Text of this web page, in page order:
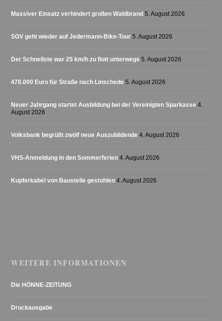
Massiver Einsatz verhindert großen Waldbrand 5. August 2026
SGV geht wieder auf Jedermann-Bike-Tour 5. August 2026
Der Schnellste war 25 km/h zu flott unterwegs 5. August 2026
470.000 Euro für Straße nach Linschede 5. August 2026
Neuer Jahrgang startet Ausbildung bei der Vereinigten Sparkasse 4.
August 2026
Volksbank begrüßt zwölf neue Auszubildende 4. August 2026
VHS-Anmeldung in den Sommerferien 4. August 2026
Kupferkabel von Baustelle gestohlen 4. August 2026
WEITERE INFORMATIONEN
Die HÖNNE-ZEITUNG
Druckausgabe